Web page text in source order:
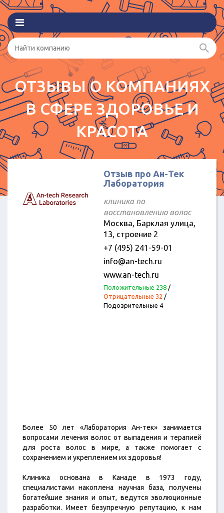
ОТЗЫВЫ О КОМПАНИЯХ
В СФЕРЕ ЗДОРОВЬЕ И
КРАСОТА
Отзыв про Ан-Тек
Лаборатория
клиника по
восстановлению волос
Москва, Барклая улица,
13, строение 2
+7 (495) 241-59-01
info@an-tech.ru
www.an-tech.ru
Положительные 238/
Отрицательные 32 /
Подозрительные 4
Более 50 лет «Лаборатория Ан-тек» занимается
вопросами лечения волос от выпадения и терапией
для роста волос в мире, а также помогает с
сохранением и укреплением их здоровья!
Клиника основана в Канаде в 1973 году,
специалистами накоплена научная база, получены
богатейшие знания и опыт, ведутся эволюционные
разработки. Имеет безупречную репутацию, к нам